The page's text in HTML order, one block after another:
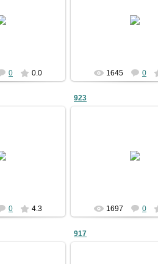
0 0.0 1645 0
0 4.3
923
1697 0
917